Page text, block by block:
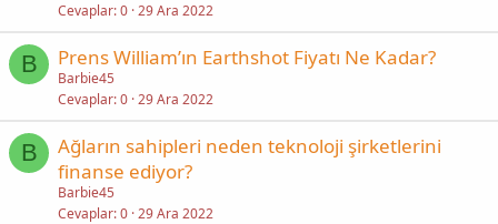
Cevaplar 0 29 Ara 2022
B Prens William’ın Earthshot Fiyatı Ne Kadar?
Barbie45
Cevaplar 0 29 Ara 2022
B
Ağların sahipleri neden teknoloji şirketlerini
finanse ediyor?
Barbie45
Cevaplar 0 29 Ara 2022